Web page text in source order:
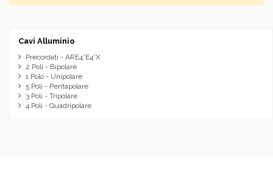
Cavi Alluminio
Precordati - ARE4*E4*X
2 Poli - Bipolare
1 Polo - Unipolare
5 Poli - Pentapolare
3 Poli - Tripolare
4 Poli - Quadripolare